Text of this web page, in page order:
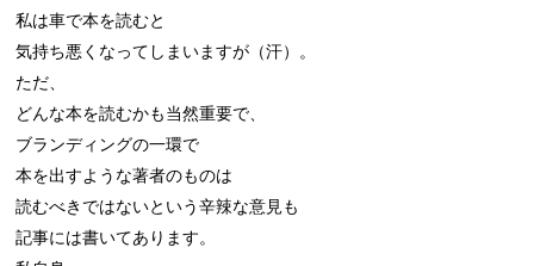
私は車で本を読むと
気持ち悪くなってしまいますが（汗）。
ただ、
どんな本を読むかも当然重要で、
ブランディングの一環で
本を出すような著者のものは
読むべきではないという辛辣な意見も
記事には書いてあります。